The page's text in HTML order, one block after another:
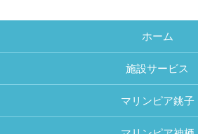
ホーム
施設サービス
マリンピア銚子